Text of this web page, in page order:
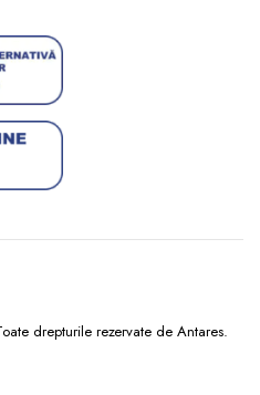
drepturile rezervate de Antares.